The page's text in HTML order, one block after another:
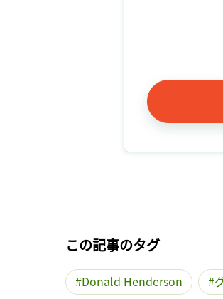
この記事のタグ
Donald Henderson